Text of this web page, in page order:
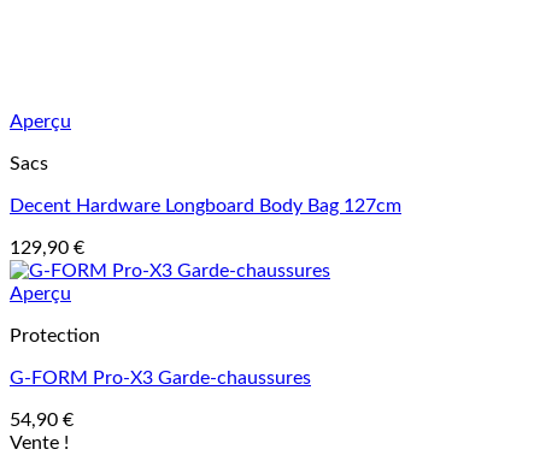
Aperçu
Sacs
Decent Hardware Longboard Body Bag 127cm
129,90 €
Aperçu
Protection
G-FORM Pro-X3 Garde-chaussures
54,90 €
Vente !